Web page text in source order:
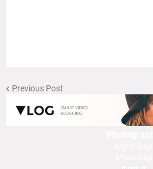
Previous Post